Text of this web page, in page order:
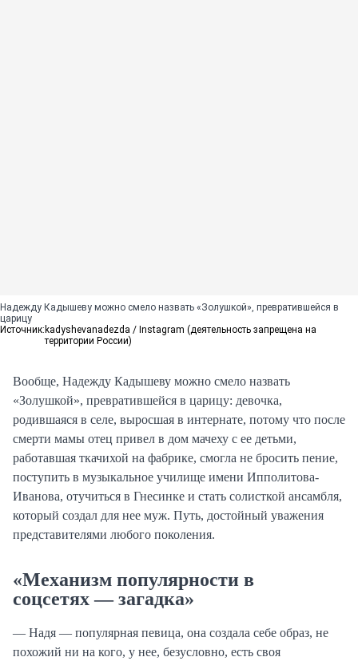
Надежду Кадышеву можно смело назвать «Золушкой», превратившейся в
царицу
Источник: kadyshevanadezda / Instagram (деятельность запрещена на
территории России)
Вообще, Надежду Кадышеву можно смело назвать
«Золушкой», превратившейся в царицу: девочка,
родившаяся в селе, выросшая в интернате, потому что после
смерти мамы отец привел в дом мачеху с ее детьми,
работавшая ткачихой на фабрике, смогла не бросить пение,
поступить в музыкальное училище имени Ипполитова-
Иванова, отучиться в Гнесинке и стать солисткой ансамбля,
который создал для нее муж. Путь, достойный уважения
представителями любого поколения.
«Механизм популярности в
соцсетях — загадка»
— Надя — популярная певица, она создала себе образ, не
похожий ни на кого, у нее, безусловно, есть своя